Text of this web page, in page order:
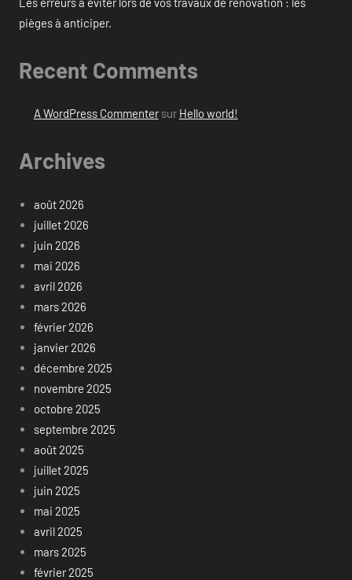
pièges à anticiper.
Recent Comments
A WordPress Commentersur Hello world!
Archives
août 2026
juillet 2026
juin 2026
mai 2026
avril 2026
mars 2026
février 2026
janvier 2026
décembre 2025
novembre 2025
octobre 2025
septembre 2025
août 2025
juillet 2025
juin 2025
mai 2025
avril 2025
mars 2025
février 2025